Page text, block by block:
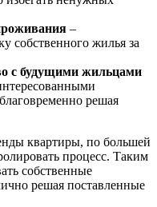
–
собственного жилья за
с будущими жильцами
решая
квартиры, по большей
процесс. Таким
собственные
решая поставленные